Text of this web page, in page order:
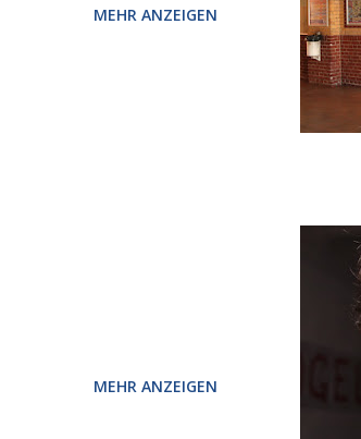
MEHR ANZEIGEN
MEHR ANZEIGEN